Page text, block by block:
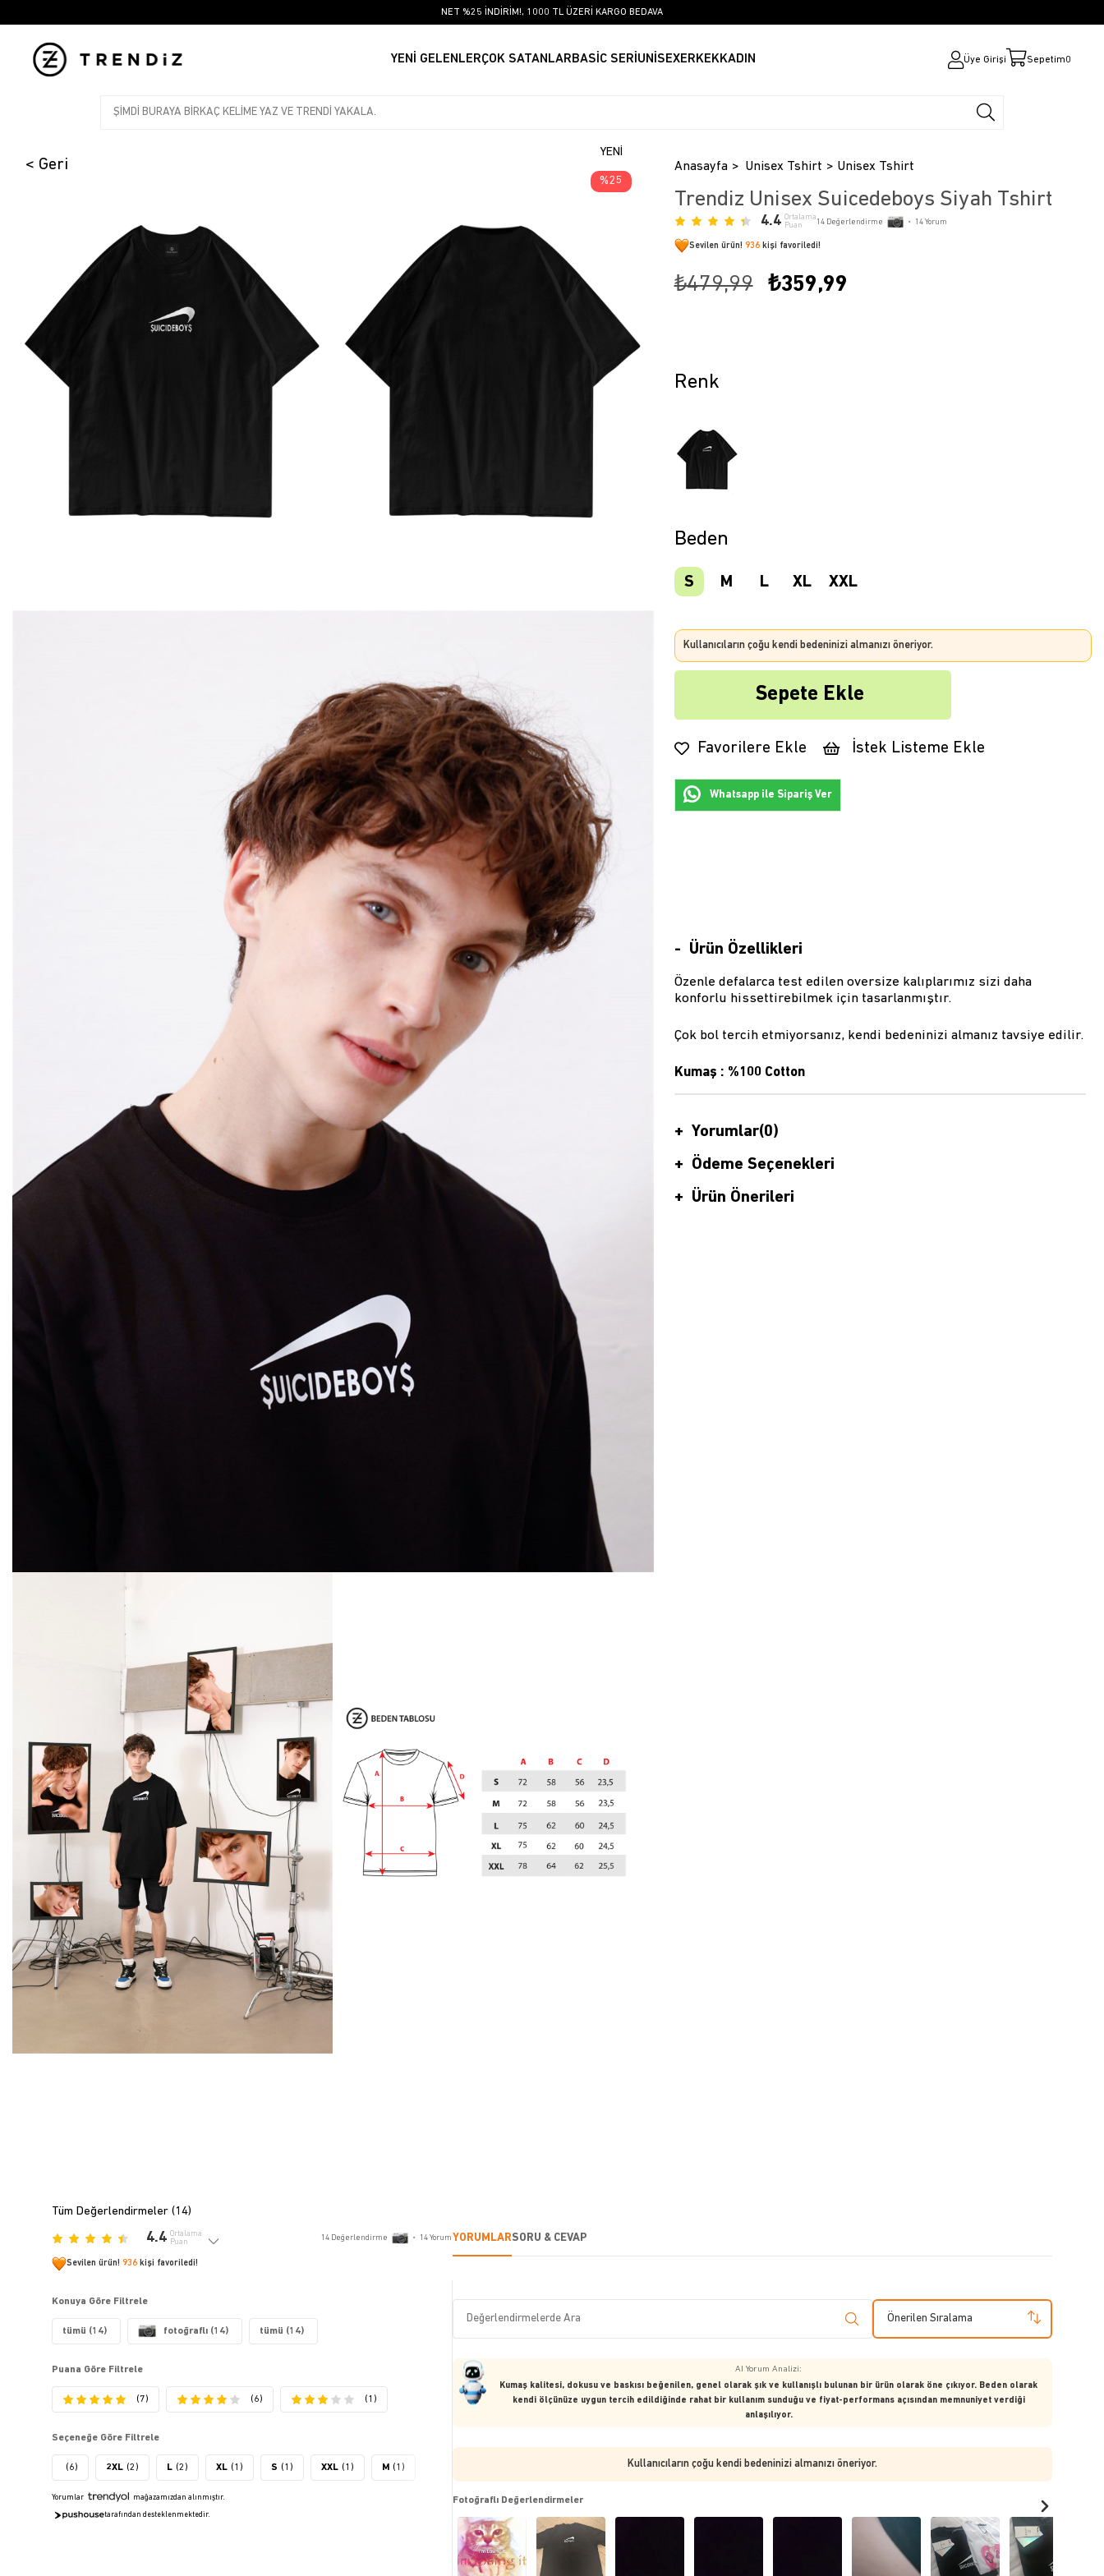
NET %25 İNDİRİM!, 1000 TL ÜZERİ KARGO BEDAVA
YENİ GELENLERÇOK SATANLARBASİC SERİ UNİSEXERKEKKADIN Üye Girişi Sepetim0
YENI
ÜRÜN
25
Anasayfa Unisex Tshirt Unisex Tshirt
Trendiz Unisex Suicedeboys Siyah Tshirt
4.4 Ortalama
Puan
14Değerlendirme • 14Yorum
Sevilen ürün! 936kişi favoriledi!
₺479,99 ₺359,99
Beden
S M L XL XXL
Kullanıcıların çoğu kendi bedeninizi almanızı öneriyor.
Favorilere Ekle İstek Listeme Ekle
Whatsapp ile Sipariş Ver
Ürün Özellikleri
Özenle defalarca test edilen oversize kalıplarımız sizi daha
konforlu hissettirebilmek için tasarlanmıştır.
Çok bol tercih etmiyorsanız, kendi bedeninizi almanız tavsiye edilir.
Kumaş : %100 Cotton
Yorumlar(0)
Ödeme Seçenekleri
Ürün Önerileri
Tüm Değerlendirmeler ( 14)
4.4
Ortalama
Puan
14Değerlendirme • 14Yorum
Sevilen ürün! 936 kişi favoriledi!
Konuya Göre Filtrele
tümü (14) fotoğraflı (14) tümü (14)
Puana Göre Filtrele
(7) (6) (1)
Seçeneğe Göre Filtrele
(6) 2XL (2) L (2) XL (1) S (1) XXL (1) M (1)
Yorumlar mağazamızdan alınmıştır.
tarafından desteklenmektedir.
YORUMLARSORU & CEVAP
Önerilen Sıralama
AI Yorum Analizi:
Kumaş kalitesi, dokusu ve baskısı beğenilen, genel olarak şık ve kullanışlı bulunan bir ürün olarak öne çıkıyor. Beden olarak
kendi ölçünüze uygun tercih edildiğinde rahat bir kullanım sunduğu ve fiyat-performans açısından memnuniyet verdiği
anlaşılıyor.
Kullanıcıların çoğu kendi bedeninizi almanızı öneriyor.
Fotoğraflı Değerlendirmeler